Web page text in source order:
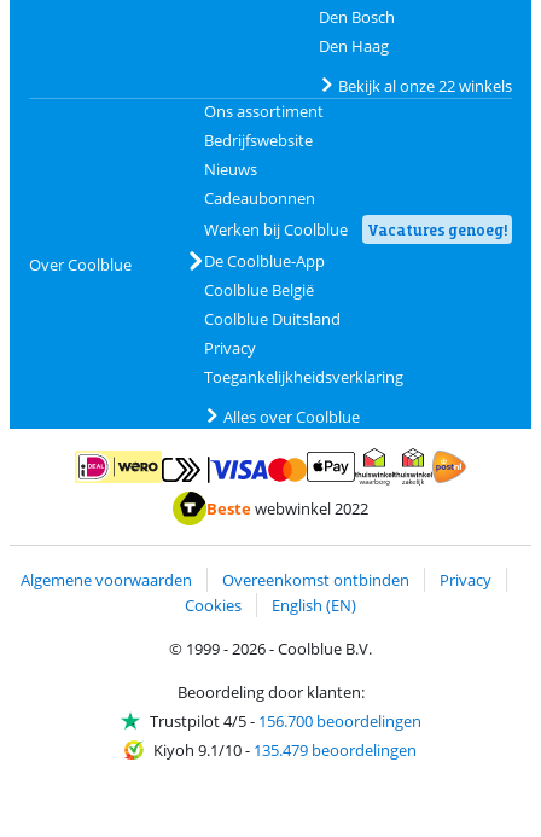
Den Bosch
Den Haag
Bekijk al onze 22 winkels
Over Coolblue
Ons assortiment
Bedrijfswebsite
Nieuws
Cadeaubonnen
Werken bij Coolblue
Vacatures genoeg!
De Coolblue-App
Coolblue België
Coolblue Duitsland
Privacy
Toegankelijkheidsverklaring
Alles over Coolblue
Betalen met iDEAL | WeroBetalen met MasterCard en Visa via ClickToPay
Betalen met ApplePay
Thuiswinkel waarborg
Bestewebwinkel 2022
Algemene voorwaarden Overeenkomst ontbinden
Privacy
Cookies
English (EN)
© 1999 - 2026 - Coolblue B.V.
Beoordeling door klanten:
Trustpilot 4/5- 156.700 beoordelingen
Kiyoh 9.1/10- 135.479 beoordelingen